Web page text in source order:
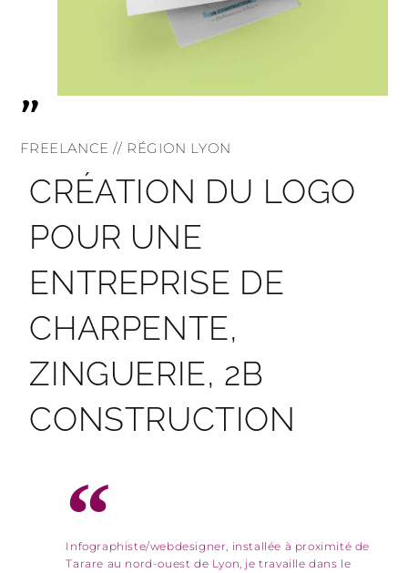
"
FREELANCE // RÉGION LYON
CRÉATION DU LOGO
POUR UNE
ENTREPRISE DE
CHARPENTE,
ZINGUERIE, 2B
CONSTRUCTION
Infographiste/webdesigner, installée à proximité de
Tarare au nord-ouest de Lyon, je travaille dans le